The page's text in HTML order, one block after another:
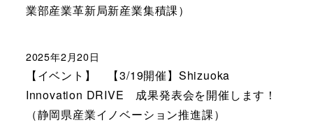
業部産業革新局新産業集積課）
【イベント】 【3/19開催】Shizuoka
Innovation DRIVE 成果発表会を開催します！
（静岡県産業イノベーション推進課）
2025年2月20日